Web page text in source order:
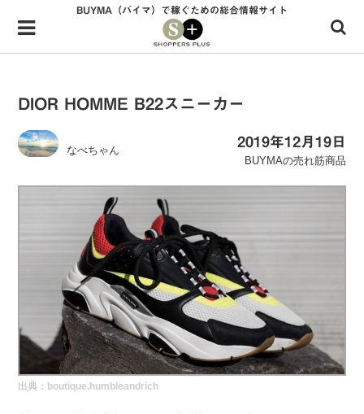
Menu
HOME
無在庫で自由気ままに稼ぐ！バイマ実践記
ファッショントレンドを発信！SP通信
BUYMAで人気のブランド
BUYMAの売れ筋商品
バイマの疑問に現役パーソナルショッパーが答えてみた
バイマ活動の疑問に売れっ子現役バイヤーが答えてみた
実録！海外ショップで買ってみた！
BUYMA（バイマ）で稼ぐための総合情報サイト
DIOR HOMME B22スニーカー
なべちゃん
2019年12月19日
BUYMAの売れ筋商品
出典： boutique.humbleandrich